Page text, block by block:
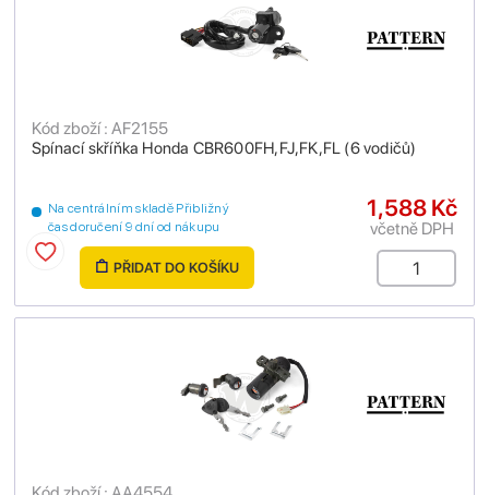
Spínací skříňka Honda CBR600FH,FJ,FK,FL (6 vodičů)
Kód zboží : AF2155
Na centrálním skladě Přibližný
čas doručení 9 dní od nákupu
1,588 Kč
včetně DPH
PŘIDAT DO KOŠÍKU